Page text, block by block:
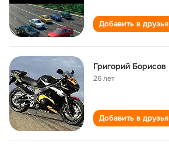
Добавить в друзья
Григорий Борисов
26 лет
Добавить в друзья